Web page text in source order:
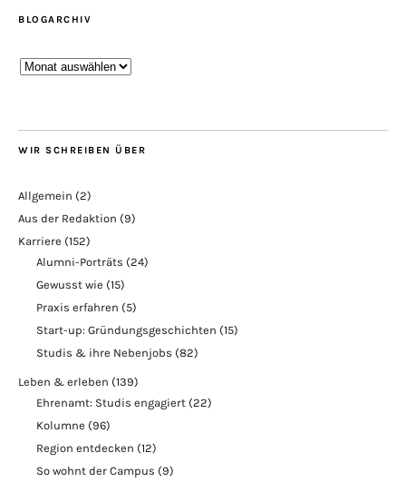
BLOGARCHIV
Blogarchiv
WIR SCHREIBEN ÜBER
Allgemein (2)
Aus der Redaktion (9)
Karriere (152)
Alumni-Porträts (24)
Gewusst wie (15)
Praxis erfahren (5)
Start-up: Gründungsgeschichten (15)
Studis & ihre Nebenjobs (82)
Leben & erleben (139)
Ehrenamt: Studis engagiert (22)
Kolumne (96)
Region entdecken (12)
So wohnt der Campus (9)